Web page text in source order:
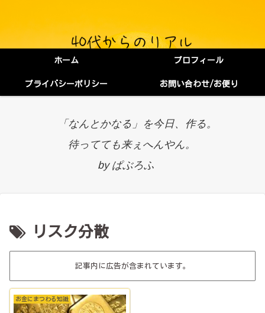
ホーム プロフィール
プライバシーポリシー お問い合わせ/お便り
「なんとかなる」を今日、作る。
待ってても来ぇへんやん。
by ぱぶろふ
リスク分散
記事内に広告が含まれています。
お金にまつわる知識